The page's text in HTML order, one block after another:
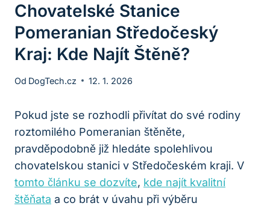
Chovatelské Stanice
Pomeranian Středočeský
Kraj: Kde Najít Štěně?
Od DogTech.cz 12. 1. 2026
Pokud jste se ⁢rozhodli ‍přivítat do své rodiny
roztomilého ‌Pomeranian štěněte,⁢
pravděpodobně již hledáte spolehlivou
chovatelskou stanici v ‍Středočeském​ kraji. V
tomto článku se dozvíte, kde najít kvalitní
štěňata a co brát v úvahu při výběru